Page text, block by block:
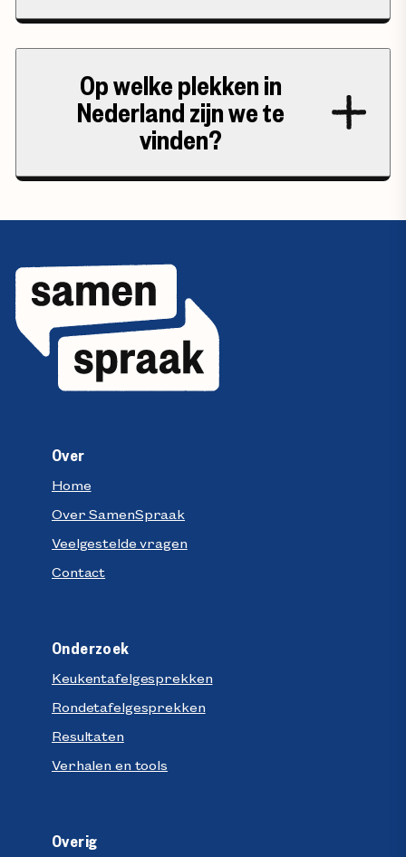
Op welke plekken in
Nederland zijn we te
vinden?
Over
Home
Over SamenSpraak
Veelgestelde vragen
Contact
Onderzoek
Keukentafelgesprekken
Rondetafelgesprekken
Resultaten
Verhalen en tools
Overig